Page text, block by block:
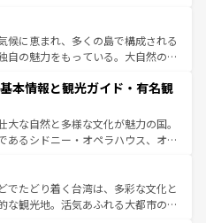
観光、ショッピング、エンターテイ
激的なスポットだ。一方、アメリカ
り、グランドキャニオンやイエロー
では、音楽と美食が融合した独特の
アメリカの各地域で異なる魅力を楽
性と豊かな歴史を感じることができ
ドトリップや列車の旅も、アメリカ
候に恵まれ、多くの島で構成される
自の魅力をもっている。大自然の神
また、定番の観光地といえばオアフ
求めるならマウイ島やカウアイ島が
グリーンに輝く海をはじめ、豊かな
いる。「アロハスピリット」と呼ば
ルフードやハワイアンミュージッ
スなど、すべてがハワイの魅力を彩
に新しい発見と感動が待っているハ
本情報と観光ガイド・有名観
大な自然と多様な文化が魅力の国。
あるシドニー・オペラハウス、オー
部にそびえるウルル（エアーズロッ
しい原生林やケアンズの熱帯雨林な
ん。また、カフェやワイン、オージ
でたどり着く台湾は、多彩な文化と
な観光地。活気あふれる大都市の台